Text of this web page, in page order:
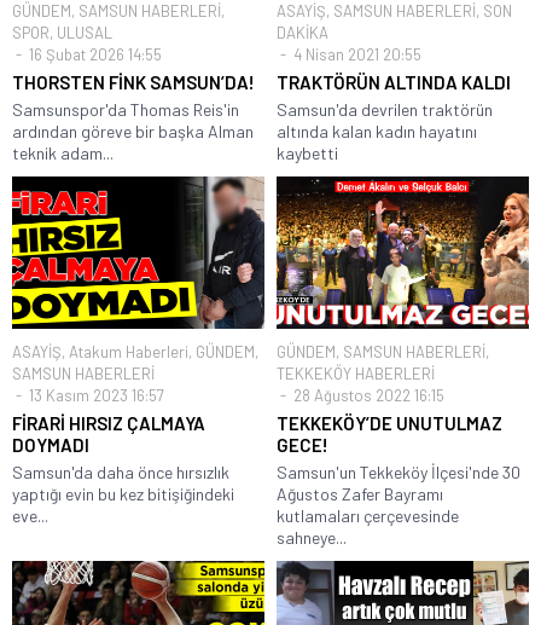
GÜNDEM, SAMSUN HABERLERİ,
SPOR, ULUSAL
16 Şubat 2026 14:55
THORSTEN FİNK SAMSUN’DA!
Samsunspor'da Thomas Reis'in
ardından göreve bir başka Alman
teknik adam...
ASAYİŞ, SAMSUN HABERLERİ, SON
DAKİKA
4 Nisan 2021 20:55
TRAKTÖRÜN ALTINDA KALDI
Samsun'da devrilen traktörün
altında kalan kadın hayatını
kaybetti
ASAYİŞ, Atakum Haberleri, GÜNDEM,
SAMSUN HABERLERİ
13 Kasım 2023 16:57
FİRARİ HIRSIZ ÇALMAYA
DOYMADI
Samsun'da daha önce hırsızlık
yaptığı evin bu kez bitişiğindeki
eve...
GÜNDEM, SAMSUN HABERLERİ,
TEKKEKÖY HABERLERİ
28 Ağustos 2022 16:15
TEKKEKÖY’DE UNUTULMAZ
GECE!
Samsun'un Tekkeköy İlçesi'nde 30
Ağustos Zafer Bayramı
kutlamaları çerçevesinde
sahneye...